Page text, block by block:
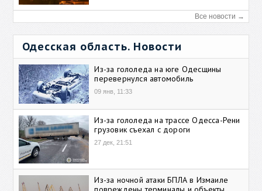
Все новости →
Одесская область. Новости
Из-за гололеда на юге Одесщины
перевернулся автомобиль
09 янв, 11:33
Из-за гололеда на трассе Одесса-Рени
грузовик съехал с дороги
27 дек, 21:51
Из-за ночной атаки БПЛА в Измаиле